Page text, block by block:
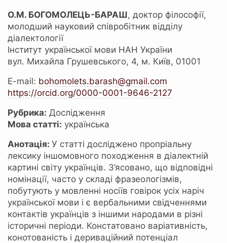
О.М. БОГОМОЛЕЦЬ-БАРАШ, доктор філософії,
молодший науковий співробітник відділу
діалектології
Інститут української мови НАН України
вул. Михайла Грушевського, 4, м. Київ, 01001
E-mail: bohomolets.barash@gmail.com
https://orcid.org/0000-0001-9646-2127
Рубрика: Дослідження
Мова статті: українська
Анотація: У статті досліджено пропріальну
лексику іншомовного походження в діалектній
картині світу українців. З’ясовано, що відповідні
номінації, часто у складі фразеологізмів,
побутують у мовленні носіїв говірок усіх наріч
української мови і є вербальними свідченнями
контактів українців з іншими народами в різні
історичні періоди. Констатовано варіативність,
конотованість і дериваційний потенціал